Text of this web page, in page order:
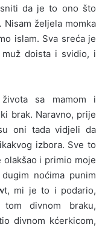
da je to ono što
željela momka
islam. Sva sreća je
doista i svidio, i
sa mamom i
brak. Naravno, prije
oni tada vidjeli da
izbora. Sve to
i primio moje
noćima punim
mi je to i podario,
divnom braku,
divnom kćerkicom,